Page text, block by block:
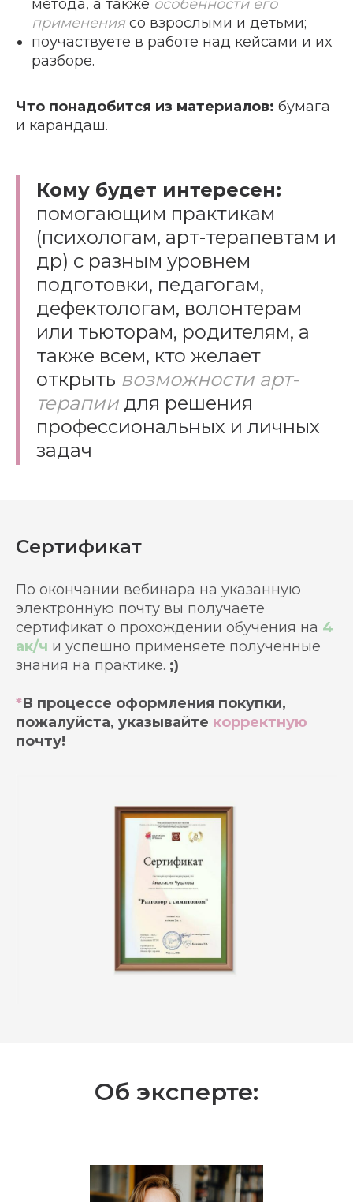
метода, а также особенности его
применения со взрослыми и детьми;
поучаствуете в работе над кейсами и их
разборе.
Что понадобится из материалов: бумага
и карандаш.
Кому будет интересен:
помогающим практикам
(психологам, арт-терапевтам и
др) с разным уровнем
подготовки, педагогам,
дефектологам, волонтерам
или тьюторам, родителям, а
также всем, кто желает
открыть возможности арт-
терапии для решения
профессиональных и личных
задач
Сертификат
По окончании вебинара на указанную
электронную почту вы получаете
сертификат о прохождении обучения на 4
ак/ч и успешно применяете полученные
знания на практике. ;)
*В процессе оформления покупки,
пожалуйста, указывайте корректную
почту!
Об эксперте: